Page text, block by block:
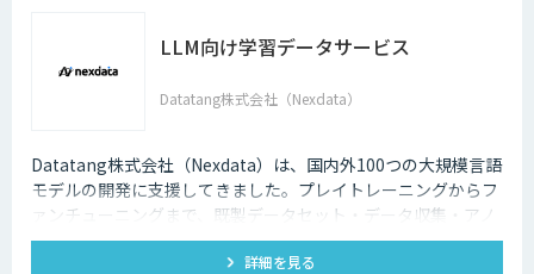
LLM向け学習データサービス
Datatang株式会社（Nexdata）
Datatang株式会社（Nexdata）は、国内外100つの大規模言語
モデルの開発に支援してきました。プレイトレーニングからフ
ァンチューニングまで、既製データセット・データ収集・アノ
テーションを一気貫通して提供しております。
詳細を見る